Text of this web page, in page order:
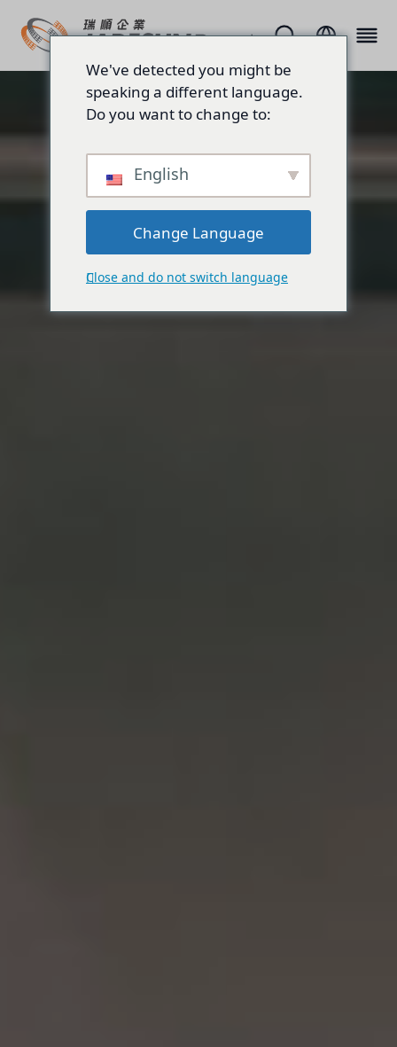
We've detected you might be
speaking a different language.
Do you want to change to:
English
Change Language
Close and do not switch language